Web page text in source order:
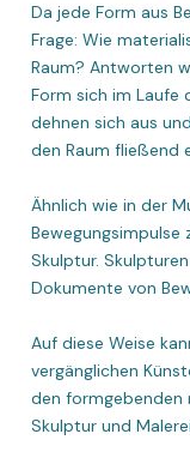
Da jede Form aus
Frage: Wie
Raum? Antworten
Form sich im Laufe
dehnen sich aus
den Raum fließend
Ähnlich wie in der
Bewegungsimpulse
Skulptur.
Dokumente von
Auf diese Weise
vergänglichen
den formgebenden
Skulptur und